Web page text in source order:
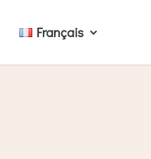
Français